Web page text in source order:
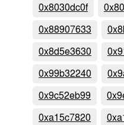
0x8030dc0f
0x88907633
0x8d5e3630
0x99b32240
0x9c52eb99
0xa15c7820